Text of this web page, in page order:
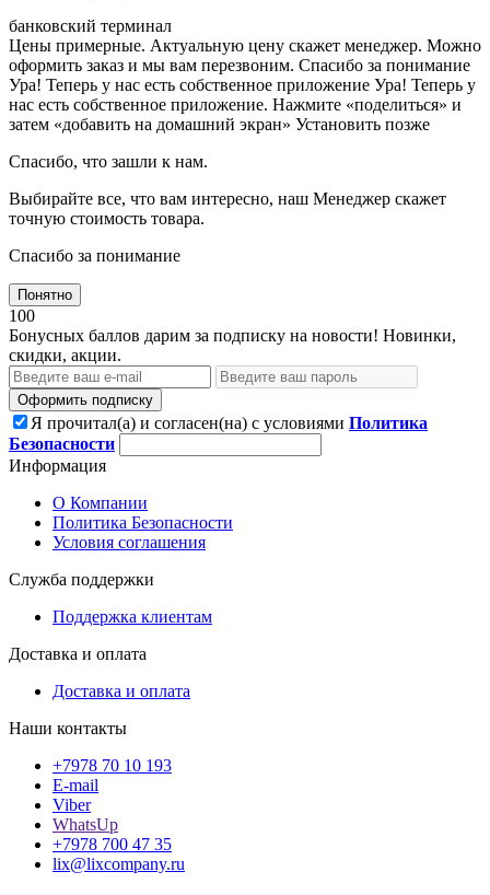
банковский терминал
Цены примерные. Актуальную цену скажет менеджер. Можно
оформить заказ и мы вам перезвоним. Спасибо за понимание
Ура! Теперь у нас есть собственное приложение Ура! Теперь у
нас есть собственное приложение. Нажмите «поделиться» и
затем «добавить на домашний экран» Установить позже
Спасибо, что зашли к нам.
Выбирайте все, что вам интересно, наш Менеджер скажет
точную стоимость товара.
Спасибо за понимание
Понятно
100
Бонусных баллов дарим за подписку на новости! Новинки,
скидки, акции.
Оформить подписку
Я прочитал(а) и согласен(на) с условиями Политика
Безопасности
Информация
О Компании
Политика Безопасности
Условия соглашения
Служба поддержки
Поддержка клиентам
Доставка и оплата
Доставка и оплата
Наши контакты
+7978 70 10 193
E-mail
Viber
WhatsUp
+7978 700 47 35
lix@lixcompany.ru